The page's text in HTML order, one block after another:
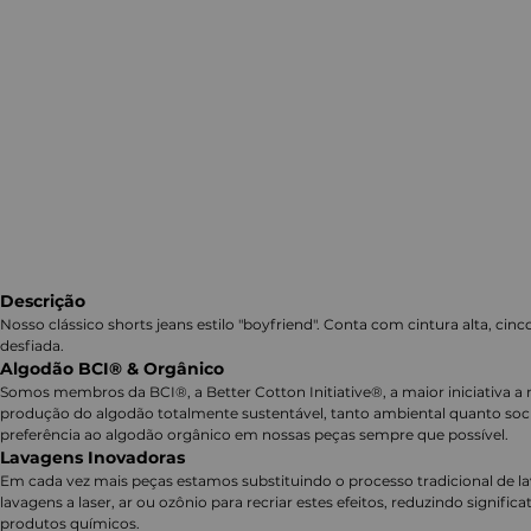
Descrição
Nosso clássico shorts jeans estilo "boyfriend". Conta com cintura alta,
desfiada.
Algodão BCI® & Orgânico
Somos membros da BCI®, a Better Cotton Initiative®, a maior iniciativa a
produção do algodão totalmente sustentável, tanto ambiental quanto
preferência ao algodão orgânico em nossas peças sempre que possível.
Lavagens Inovadoras
Em cada vez mais peças estamos substituindo o processo tradicional de
lavagens a laser, ar ou ozônio para recriar estes efeitos, reduzindo
produtos químicos.